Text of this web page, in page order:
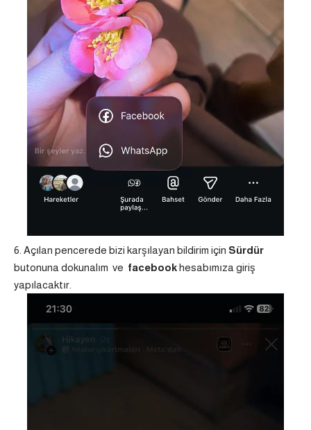
Açılan pencerede bizi karşılayan bildirim için Sürdür
butonuna dokunalım ve facebookhesabımıza giriş
yapılacaktır.